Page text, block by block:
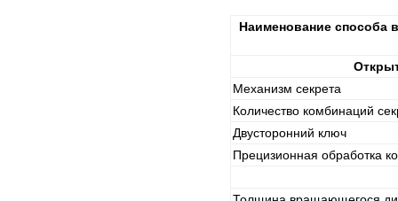
Наименование способа
Механизм секрета
Количество комбинаций
Двусторонний ключ
Прецизионная обработка